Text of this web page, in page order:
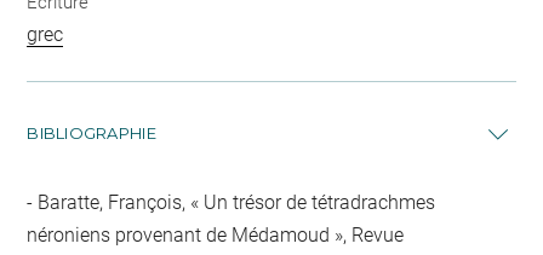
grec
BIBLIOGRAPHIE
Baratte, François, « Un trésor de tétradrachmes
néroniens provenant de Médamoud », Revue